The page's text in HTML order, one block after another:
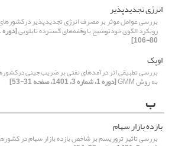
انرژی تجدیدپذیر
بررسی عوامل موثر بر مصرف انرژی تجدیدپذیر
رویکرد الگوی خودتوضیح با وقفه‌های گسترده تابلویی
80-106]
اوپک
بررسی تطبیقی اثر درآمدهای نفتی بر ضریب جینی
به روش GMM [دوره 1، شماره 3، 1401، صفحه 31-53]
ب
بازده بازار سهام
بررسی تاثیر تروریسم بر شاخص بازده بازار سهام در